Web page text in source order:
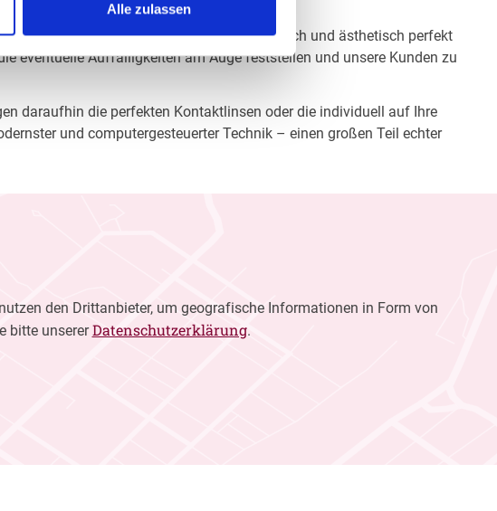
Alle zulassen
die sich um die jeweilige optisch, anatomisch und ästhetisch perfekt
eventuelle Auffälligkeiten am Auge feststellen und unsere Kunden zu
daraufhin die perfekten Kontaktlinsen oder die individuell auf Ihre
und computergesteuerter Technik – einen großen Teil echter
den Drittanbieter, um geografische Informationen in Form von
bitte unsererDatenschutzerklärung.